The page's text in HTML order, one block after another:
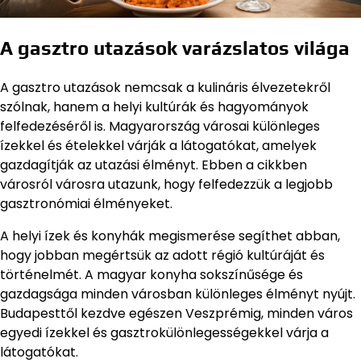
A gasztro utazások varázslatos világa
A gasztro utazások nemcsak a kulináris élvezetekről
szólnak, hanem a helyi kultúrák és hagyományok
felfedezéséről is. Magyarország városai különleges
ízekkel és ételekkel várják a látogatókat, amelyek
gazdagítják az utazási élményt. Ebben a cikkben
városról városra utazunk, hogy felfedezzük a legjobb
gasztronómiai élményeket.
A helyi ízek és konyhák megismerése segíthet abban,
hogy jobban megértsük az adott régió kultúráját és
történelmét. A magyar konyha sokszínűsége és
gazdagsága minden városban különleges élményt nyújt.
Budapesttől kezdve egészen Veszprémig, minden város
egyedi ízekkel és gasztrokülönlegességekkel várja a
látogatókat.